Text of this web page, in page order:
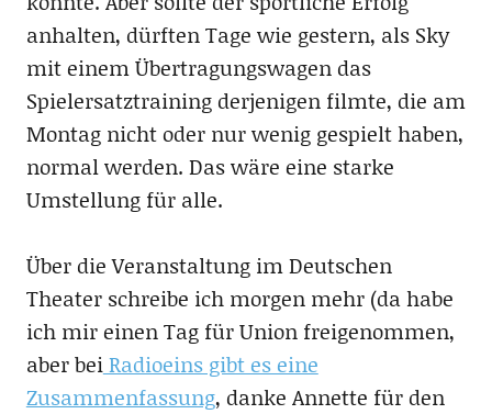
anhalten, dürften Tage wie gestern, als Sky
mit einem Übertragungswagen das
Spielersatztraining derjenigen filmte, die am
Montag nicht oder nur wenig gespielt haben,
normal werden. Das wäre eine starke
Umstellung für alle.
Über die Veranstaltung im Deutschen
Theater schreibe ich morgen mehr (da habe
ich mir einen Tag für Union freigenommen,
aber beiRadioeins gibt es eine
Zusammenfassung, danke Annette für den